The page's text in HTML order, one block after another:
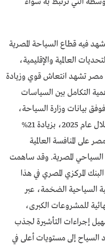
فيه قطاع السياحة المصرية
العالمية والإقليمية،
مصر تشهد انتعاش قوي وزيادة
التكامل بين السياسات
فوفق بيانات وزارة السياحة،
استقبلت مصر نحو 19 مليون سائح خلال عام 2025، بزيادة 21%
قدرة مصر على المنافسة العالمية
السياحي المصرية. وقد ساهمت
المركزي المصري في هذا
السياحية الضخمة، عبر
للمشروعات الكبرى،
إجراءات التأشيرة لجذب
السياح إلى مستويات أعلى في